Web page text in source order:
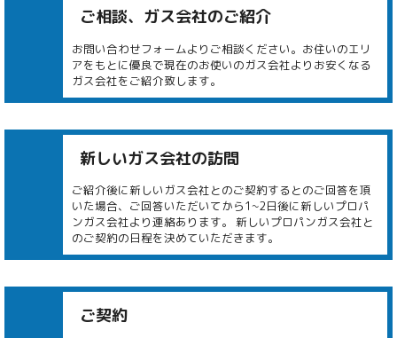
ご相談、ガス会社のご紹介
お問い合わせフォームよりご相談ください。お住いのエリ
アをもとに優良で現在のお使いのガス会社よりお安くなる
ガス会社をご紹介致します。
新しいガス会社の訪問
ご紹介後に新しいガス会社とのご契約するとのご回答を頂
いた場合、ご回答いただいてから1~2日後に新しいプロパ
ンガス会社より連絡あります。 新しいプロパンガス会社と
のご契約の日程を決めていただきます。
ご契約